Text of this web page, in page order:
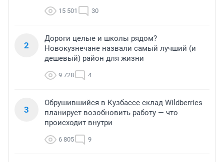
15 501 30
2
Дороги целые и школы рядом?
Новокузнечане назвали самый лучший (и
дешевый) район для жизни
9 728 4
3
Обрушившийся в Кузбассе склад Wildberries
планирует возобновить работу — что
происходит внутри
6 805 9